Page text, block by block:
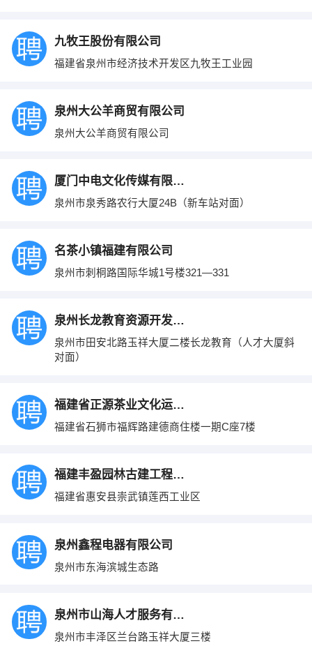
九牧王股份有限公司
福建省泉州市经济技术开发区九牧王工业园
泉州大公羊商贸有限公司
泉州大公羊商贸有限公司
厦门中电文化传媒有限公司泉州分公司
泉州市泉秀路农行大厦24B（新车站对面）
名茶小镇福建有限公司
泉州市刺桐路国际华城1号楼321—331
泉州长龙教育资源开发有限公司
泉州市田安北路玉祥大厦二楼长龙教育（人才大厦斜
对面）
福建省正源茶业文化运营有限责任公司
福建省石狮市福辉路建德商住楼一期C座7楼
福建丰盈园林古建工程有限公司
福建省惠安县崇武镇莲西工业区
泉州鑫程电器有限公司
泉州市东海滨城生态路
泉州市山海人才服务有限公司
泉州市丰泽区兰台路玉祥大厦三楼